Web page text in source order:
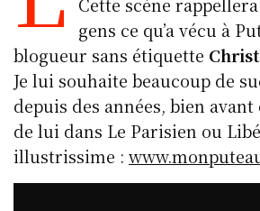
k
y
b
o
o
k
d
I
n
et A
p
p
gens ce qu’a vécu à
blogueur sans étiquette
Je lui souhaite beaucoup de
depuis des années, bien avant
de lui dans Le Parisien ou
illustrissime :